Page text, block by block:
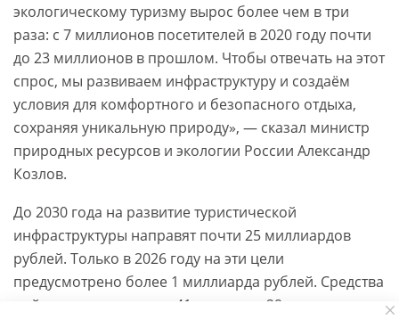
экологическому туризму вырос более чем в три
раза: с 7 миллионов посетителей в 2020 году почти
до 23 миллионов в прошлом. Чтобы отвечать на этот
спрос, мы развиваем инфраструктуру и создаём
условия для комфортного и безопасного отдыха,
сохраняя уникальную природу», — сказал министр
природных ресурсов и экологии России Александр
Козлов.
До 2030 года на развитие туристической
инфраструктуры направят почти 25 миллиардов
рублей. Только в 2026 году на эти цели
предусмотрено более 1 миллиарда рублей. Средства
пойдут на реализацию 41 проекта в 29